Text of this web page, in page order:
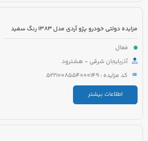
مزایده دولتی خودرو پژو آردی مدل 1383 رنگ سفید
فعال
آذربایجان شرقی - هشترود
کد مزایده : 5221008554000149
اطلاعات بیشتر